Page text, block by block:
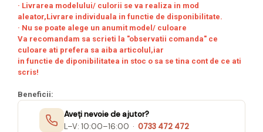
· Livrarea modelului/ culorii se va realiza in mod
aleator,Livrare individuala in functie de disponibilitate.
· Nu se poate alege un anumit model/ culoare
Va recomandam sa scrieti la "observatii comanda" ce
culoare ati prefera sa aiba articolul,iar
in functie de diponibilitatea in stoc o sa se tina cont de ce ati
scris!
Beneficii:
Aveți nevoie de ajutor?
L–V: 10:00–16:00 · 0733 472 472